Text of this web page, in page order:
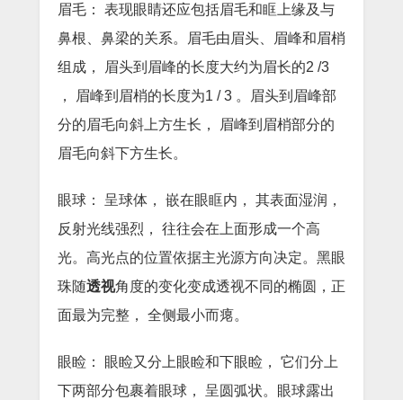
眉毛： 表现眼睛还应包括眉毛和眶上缘及与
鼻根、鼻梁的关系。眉毛由眉头、眉峰和眉梢
组成， 眉头到眉峰的长度大约为眉长的2 /3
， 眉峰到眉梢的长度为1 / 3 。眉头到眉峰部
分的眉毛向斜上方生长， 眉峰到眉梢部分的
眉毛向斜下方生长。
眼球： 呈球体， 嵌在眼眶内， 其表面湿润，
反射光线强烈， 往往会在上面形成一个高
光。高光点的位置依据主光源方向决定。黑眼
珠随透视角度的变化变成透视不同的椭圆，正
面最为完整， 全侧最小而瘪。
眼睑： 眼睑又分上眼睑和下眼睑， 它们分上
下两部分包裹着眼球， 呈圆弧状。眼球露出